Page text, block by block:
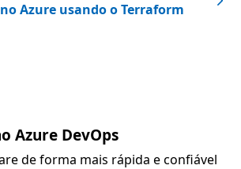
Azure usando o Terraform
Azure DevOps
de forma mais rápida e confiável